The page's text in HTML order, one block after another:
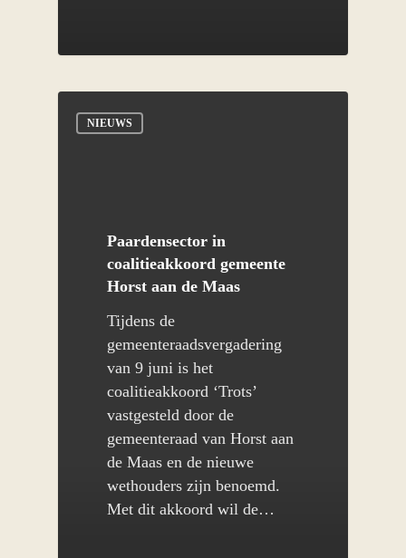
NIEUWS
Paardensector in
coalitieakkoord gemeente
Horst aan de Maas
Tijdens de
gemeenteraadsvergadering
van 9 juni is het
coalitieakkoord ‘Trots’
vastgesteld door de
gemeenteraad van Horst aan
de Maas en de nieuwe
wethouders zijn benoemd.
Met dit akkoord wil de…
Participatie
Partner worden
Sportstimulering
Netwerkevents
Stimuleringsregelingen
Nieuws